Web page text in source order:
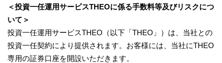
＜投資一任運用サービスTHEOに係る手数料等及びリスクにつ
いて＞
投資一任運用サービスTHEO（以下「THEO」）は、当社との
投資一任契約により提供されます。お客様には、当社にTHEO
専用の証券口座を開設いただきます。